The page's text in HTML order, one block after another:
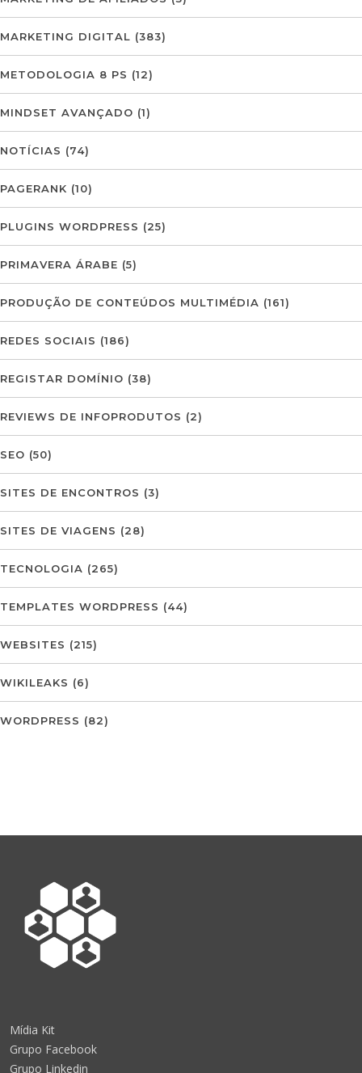
MARKETING DIGITAL (383)
METODOLOGIA 8 PS (12)
MINDSET AVANÇADO (1)
NOTÍCIAS (74)
PAGERANK (10)
PLUGINS WORDPRESS (25)
PRIMAVERA ÁRABE (5)
PRODUÇÃO DE CONTEÚDOS MULTIMÉDIA (161)
REDES SOCIAIS (186)
REGISTAR DOMÍNIO (38)
REVIEWS DE INFOPRODUTOS (2)
SEO (50)
SITES DE ENCONTROS (3)
SITES DE VIAGENS (28)
TECNOLOGIA (265)
TEMPLATES WORDPRESS (44)
WEBSITES (215)
WIKILEAKS (6)
WORDPRESS (82)
Mídia Kit
Grupo Facebook
Grupo Linkedin